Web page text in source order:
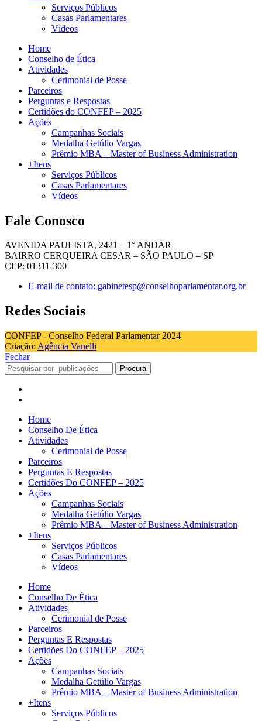
Serviços Públicos
Casas Parlamentares
Vídeos
Home
Conselho de Ética
Atividades
Cerimonial de Posse
Parceiros
Perguntas e Respostas
Certidões do CONFEP – 2025
Ações
Campanhas Sociais
Medalha Getúlio Vargas
Prêmio MBA – Master of Business Administration
+Itens
Serviços Públicos
Casas Parlamentares
Vídeos
Fale Conosco
AVENIDA PAULISTA, 2421 – 1° ANDAR
BAIRRO CERQUEIRA CESAR – SÃO PAULO – SP
CEP: 01311-300
E-mail de contato: gabinetesp@conselhoparlamentar.org.br
Redes Sociais
CONFEP - Conselho Federal Parlamentar 2024
Criação: Agência Vanelli
Fechar
Procura
Home
Conselho De Ética
Atividades
Cerimonial de Posse
Parceiros
Perguntas E Respostas
Certidões Do CONFEP – 2025
Ações
Campanhas Sociais
Medalha Getúlio Vargas
Prêmio MBA – Master of Business Administration
+Itens
Serviços Públicos
Casas Parlamentares
Vídeos
Home
Conselho De Ética
Atividades
Cerimonial de Posse
Parceiros
Perguntas E Respostas
Certidões Do CONFEP – 2025
Ações
Campanhas Sociais
Medalha Getúlio Vargas
Prêmio MBA – Master of Business Administration
+Itens
Serviços Públicos